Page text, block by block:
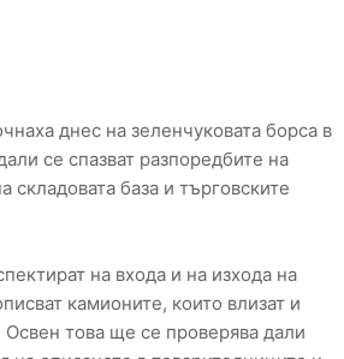
днес на зеленчуковата борса в
се спазват разпоредбите на
складовата база и търговските
на входа и на изхода на
камионите, които влизат и
Освен това ще се проверява дали